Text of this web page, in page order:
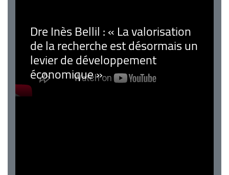
Dre Inès Bellil : « La valorisation
de la recherche est désormais un
levier de développement
économique »